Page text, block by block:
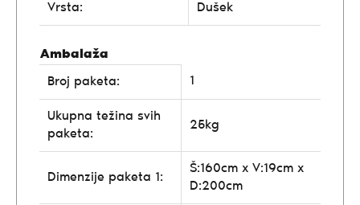
Vrsta: Dušek
Ambalaža
Broj paketa:
1
Ukupna težina svih
paketa:
25kg
Dimenzije paketa 1:
Š:160cm x V:19cm x
D:200cm